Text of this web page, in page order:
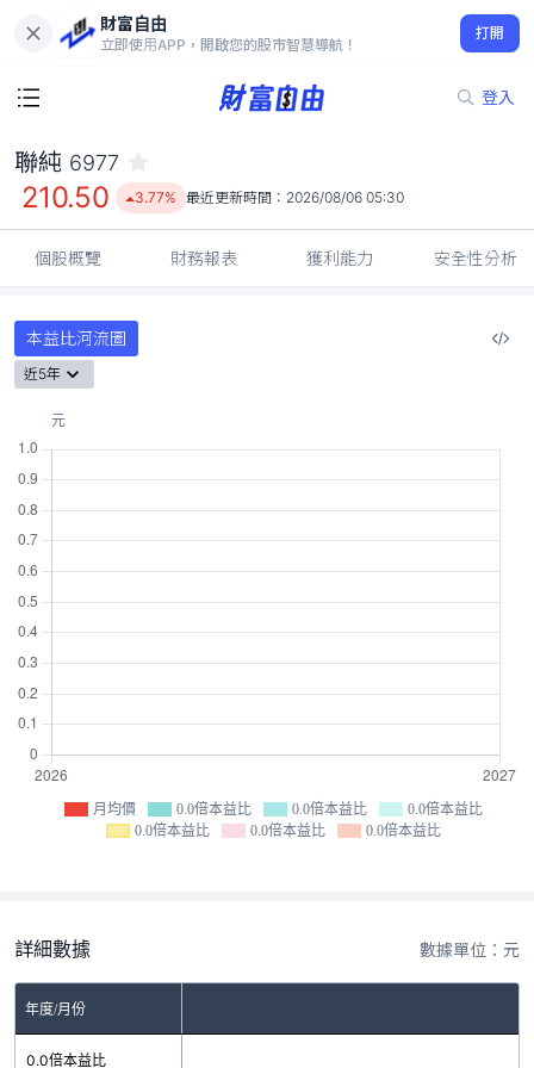
財富自由
立即使用APP，開啟您的股市智慧導航！
打開
登入
210.50
3.77%
聯純 6977
210.50 3.77% 最近更新時間： 2026/08/06 05:30
個股概覽 財務報表 獲利能力 安全性分析
本益比河流圖
近5年
月均價 0.0倍本益比 0.0倍本益比
0.0倍本益比
0.0倍本益比
0.0倍本益比 0.0倍本益比
詳細數據 數據單位：元
年度/月份
0.0倍本益比